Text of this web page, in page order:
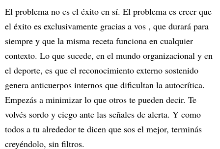
El problema no es el éxito en sí. El problema es creer que
el éxito es exclusivamente gracias a vos , que durará para
siempre y que la misma receta funciona en cualquier
contexto. Lo que sucede, en el mundo organizacional y en
el deporte, es que el reconocimiento externo sostenido
genera anticuerpos internos que dificultan la autocrítica.
Empezás a minimizar lo que otros te pueden decir. Te
volvés sordo y ciego ante las señales de alerta. Y como
todos a tu alrededor te dicen que sos el mejor, terminás
creyéndolo, sin filtros.